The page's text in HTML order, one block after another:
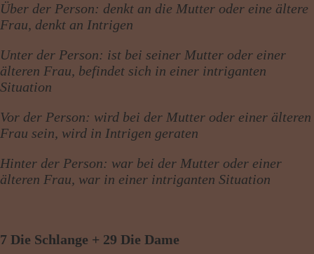
Über der Person: denkt an die Mutter oder eine ältere
Frau, denkt an Intrigen
Unter der Person: ist bei seiner Mutter oder einer
älteren Frau, befindet sich in einer intriganten
Situation
Vor der Person: wird bei der Mutter oder einer älteren
Frau sein, wird in Intrigen geraten
Hinter der Person: war bei der Mutter oder einer
älteren Frau, war in einer intriganten Situation
7 Die Schlange + 29 Die Dame